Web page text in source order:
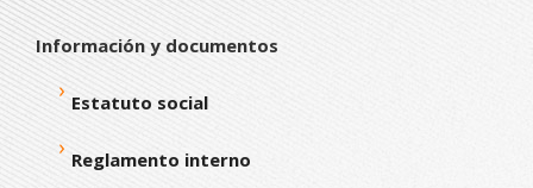
Información y documentos
Estatuto social
Reglamento interno